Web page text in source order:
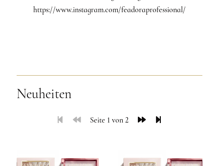
https://www.instagram.com/feadoraprofessional/
Neuheiten
Seite 1 von 2